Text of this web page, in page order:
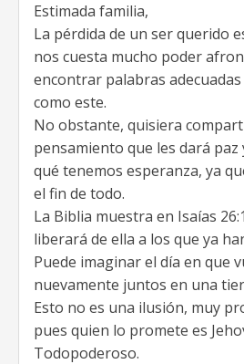
Estimada familia,
La pérdida de un ser querido
nos cuesta mucho poder
encontrar palabras
como este.
No obstante, quisiera
pensamiento que les dará paz
qué tenemos esperanza, ya
el fin de todo.
La Biblia muestra en Isaías
liberará de ella a los que ya
Puede imaginar el día en que
nuevamente juntos en una
Esto no es una ilusión, muy
pues quien lo promete es
Todopoderoso.